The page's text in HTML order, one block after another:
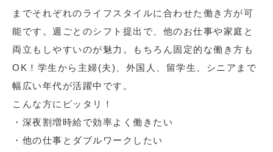
までそれぞれのライフスタイルに合わせた働き方が可
能です。週ごとのシフト提出で、他のお仕事や家庭と
両立もしやすいのが魅力。もちろん固定的な働き方も
OK！学生から主婦(夫)、外国人、留学生、シニアまで
幅広い年代が活躍中です。
こんな方にピッタリ！
・深夜割増時給で効率よく働きたい
・他の仕事とダブルワークしたい